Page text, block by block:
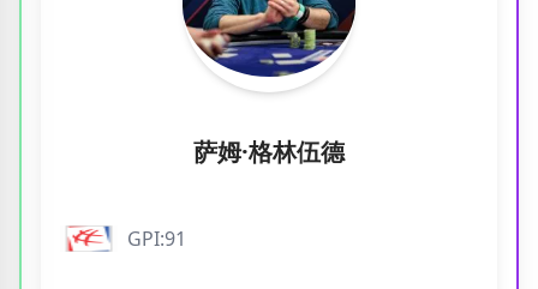
分类
标签
萨姆·格林伍德
GPI:91